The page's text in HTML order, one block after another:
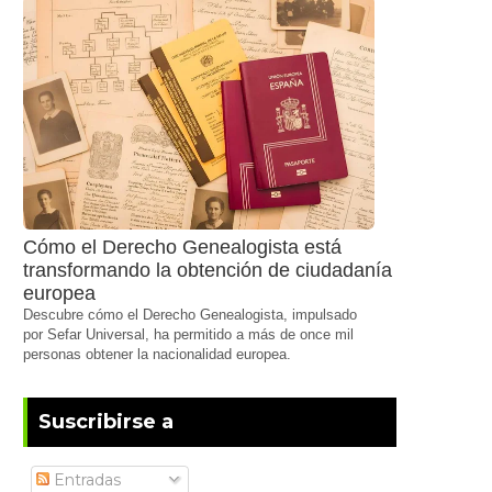
Cómo el Derecho Genealogista está
transformando la obtención de ciudadanía
europea
Descubre cómo el Derecho Genealogista, impulsado
por Sefar Universal, ha permitido a más de once mil
personas obtener la nacionalidad europea.
Suscribirse a
Entradas